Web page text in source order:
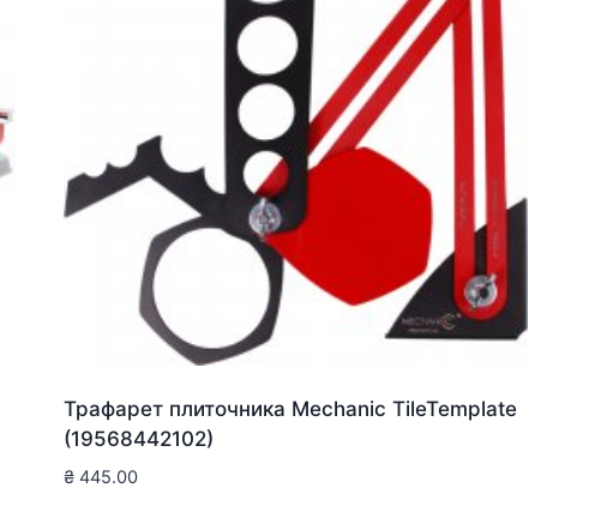
Трафарет плиточника Mechanic TileTemplate
(19568442102)
₴445.00